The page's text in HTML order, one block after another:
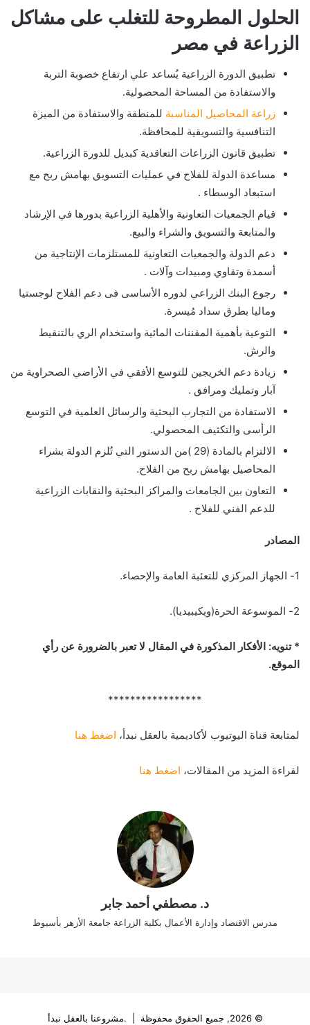
الحلول المطروحة للتغلب على مشاكل
الزراعة في مصر
تطبيق الدورة الزراعية يُساعد علي ارتفاع خصوبة التربة
والاستفادة من المساحة المحصولية.
زراعة المحاصيل المناسبة للمنطقة والاستفادة من الميزة
التنافسية والتسويقية للمحافظة.
تطبيق قانون الزراعات التعاقدية كبديل للدورة الزراعية.
مساعدة الدولة للفلاح في عمليات التسويق بهامش ربح مع
استبعاد الوسطاء .
قيام الجمعيات التعاونية والأهلية الزراعية بدورها في الإرشاد
والمتابعة والتسويق والشراء والبيع.
دعم الدولة والجمعيات التعاونية للمستلزمات الإنتاجية من
أسمدة وتقاوي ومبيدات وآلات .
رجوع البنك الزراعي لدوره الأساسى فى دعم الفلاح لوجستيا
وماليا بطرق سداد مُيسرة.
التوعية بأهمية المقننات المائية واستخدام الري بالتنقيط
والرش.
زيادة دعم الخريجين للتوسع الأفقي في الأراضي الصحراوية من
آبار وتمليك ومرافق .
الاستفادة من التجارب البحثية والرسائل العلمية في التوسع
الرأسى والتكثيف المحصولي.
الالتزام بالمادة (29 )من الدستور التي تُلزم الدولة بشراء
المحاصيل بهامش ربح من الفلاح.
التعاون بين الجامعات والمراكز البحثية والنقابات الزراعية
للدعم الفني للفلاح .
المصادر
1- الجهاز المركزي للتعئبة العامة والإحصاء.
2- الموسوعة الحرة(ويكيبيديا).
* تنويه: الأفكار المذكورة في المقال لا تعبر بالضرورة عن رأي
الموقع.
*****************
لمتابعة قناة اليوتيوب لأكاديمية بالعقل نبدأ، اضغط هنا
لقراءة المزيد من المقالات، اضغط هنا
د. مصطفي أحمد جابر
مدرس الاقتصاد وإدارة الأعمال بكلية الزراعة جامعة الأزهر بأسيوط
© 2026, جميع الحقوق محفوظة | .مشروعنا بالعقل نبدأ